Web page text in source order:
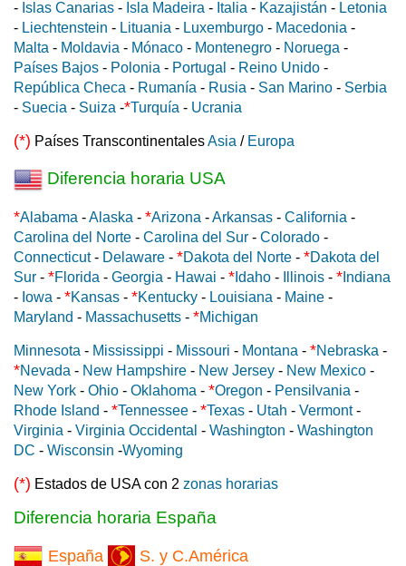
- Islas Canarias - Isla Madeira - Italia - Kazajistán - Letonia
- Liechtenstein - Lituania - Luxemburgo - Macedonia -
Malta - Moldavia - Mónaco - Montenegro - Noruega -
Países Bajos - Polonia - Portugal - Reino Unido -
República Checa - Rumanía - Rusia - San Marino - Serbia
- Suecia - Suiza -*Turquía - Ucrania
(*) Países TranscontinentalesAsia / Europa
Diferencia horaria USA
*Alabama -Alaska - *Arizona -Arkansas - California -
Carolina del Norte - Carolina del Sur - Colorado -
Connecticut- Delaware - *Dakota del Norte - *Dakota del
Sur - *Florida - Georgia - Hawai - * Idaho - Illinois - * Indiana
- Iowa - *Kansas - *Kentucky - Louisiana - Maine -
Maryland - Massachusetts - *Michigan
Minnesota - Mississippi - Missouri - Montana - *Nebraska -
*Nevada - New Hampshire - New Jersey - New Mexico -
New York - Ohio - Oklahoma - *Oregon - Pensilvania -
Rhode Island - *Tennessee - *Texas - Utah - Vermont-
Virginia - Virginia Occidental - Washington - Washington
DC - Wisconsin -Wyoming
(*) Estados de USA con 2 zonas horarias
Diferencia horaria España
España S. y C.América